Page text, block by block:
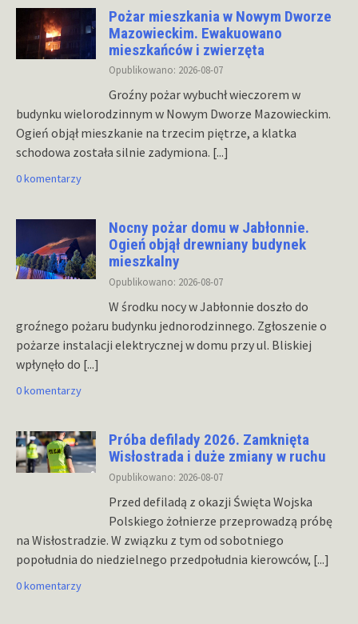
Pożar mieszkania w Nowym Dworze
Mazowieckim. Ewakuowano
mieszkańców i zwierzęta
Opublikowano: 2026-08-07
Groźny pożar wybuchł wieczorem w
budynku wielorodzinnym w Nowym Dworze Mazowieckim.
Ogień objął mieszkanie na trzecim piętrze, a klatka
schodowa została silnie zadymiona. [...]
0 komentarzy
Nocny pożar domu w Jabłonnie.
Ogień objął drewniany budynek
mieszkalny
Opublikowano: 2026-08-07
W środku nocy w Jabłonnie doszło do
groźnego pożaru budynku jednorodzinnego. Zgłoszenie o
pożarze instalacji elektrycznej w domu przy ul. Bliskiej
wpłynęło do [...]
0 komentarzy
Próba defilady 2026. Zamknięta
Wisłostrada i duże zmiany w ruchu
Opublikowano: 2026-08-07
Przed defiladą z okazji Święta Wojska
Polskiego żołnierze przeprowadzą próbę
na Wisłostradzie. W związku z tym od sobotniego
popołudnia do niedzielnego przedpołudnia kierowców, [...]
0 komentarzy